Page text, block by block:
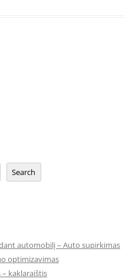
Search
automobilį – Auto supirkimas
optimizavimas
kaklaraištis